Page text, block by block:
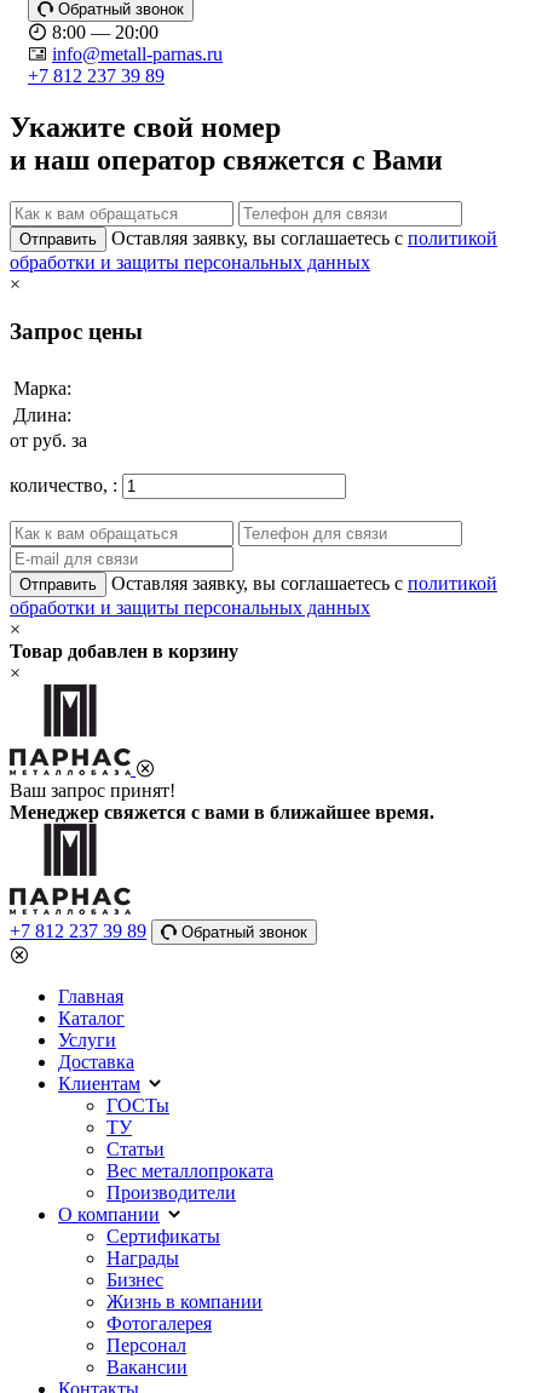
Обратный звонок
8:00 — 20:00
info@metall-parnas.ru
+7 812 237 39 89
Укажите свой номер
и наш оператор свяжется с Вами
Отправить Оставляя заявку, вы соглашаетесь с политикой
обработки и защиты персональных данных
×
Запрос цены
Марка:
Длина:
от руб. за
количество, :
Отправить Оставляя заявку, вы соглашаетесь с политикой
обработки и защиты персональных данных
×
Товар добавлен в корзину
×
Ваш запрос принят!
Менеджер свяжется с вами в ближайшее время.
+7 812 237 39 89 Обратный звонок
Главная
Каталог
Услуги
Доставка
Клиентам
ГОСТы
ТУ
Статьи
Вес металлопроката
Производители
О компании
Сертификаты
Награды
Бизнес
Жизнь в компании
Фотогалерея
Персонал
Вакансии
Контакты